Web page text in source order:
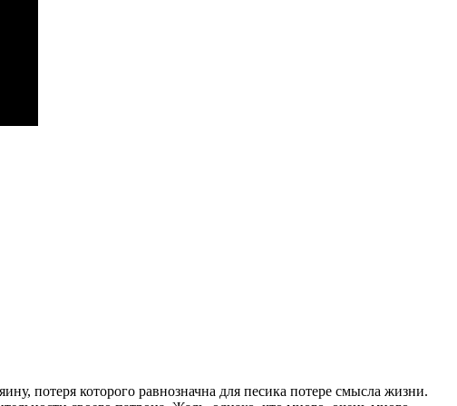
потеря которого равнозначна для песика потере смысла жизни.